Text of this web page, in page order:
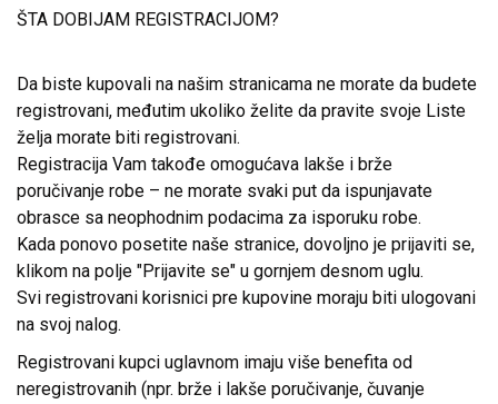
ŠTA DOBIJAM REGISTRACIJOM?
Da biste kupovali na našim stranicama ne morate da budete
registrovani, međutim ukoliko želite da pravite svoje Liste
želja morate biti registrovani.
Registracija Vam takođe omogućava lakše i brže
poručivanje robe – ne morate svaki put da ispunjavate
obrasce sa neophodnim podacima za isporuku robe.
Kada ponovo posetite naše stranice, dovoljno je prijaviti se,
klikom na polje "Prijavite se" u gornjem desnom uglu.
Svi registrovani korisnici pre kupovine moraju biti ulogovani
na svoj nalog.
Registrovani kupci uglavnom imaju više benefita od
neregistrovanih (npr. brže i lakše poručivanje, čuvanje